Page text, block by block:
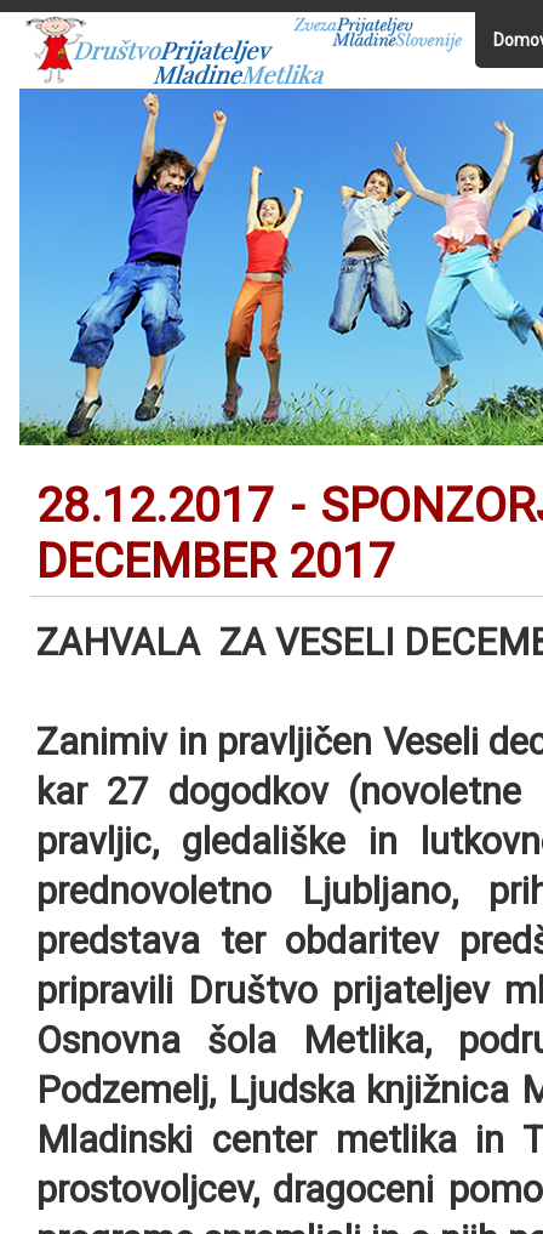
28.12.2017 -
DECEMBER 2017
ZAHVALA ZA VESELI
Zanimiv in pravljičen Veseli
kar 27 dogodkov
pravljic, gledališke in
prednovoletno Ljubljano,
predstava ter obdaritev
pripravili Društvo prijateljev
Osnovna šola Metlika,
Podzemelj, Ljudska knjižnica
Mladinski center metlika in
prostovoljcev, dragoceni